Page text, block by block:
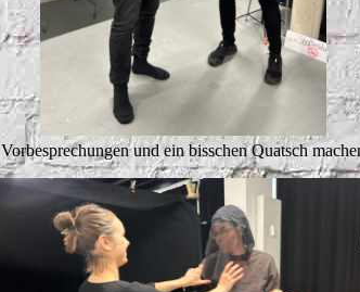
Vorbesprechungen und ein bisschen Quatsch